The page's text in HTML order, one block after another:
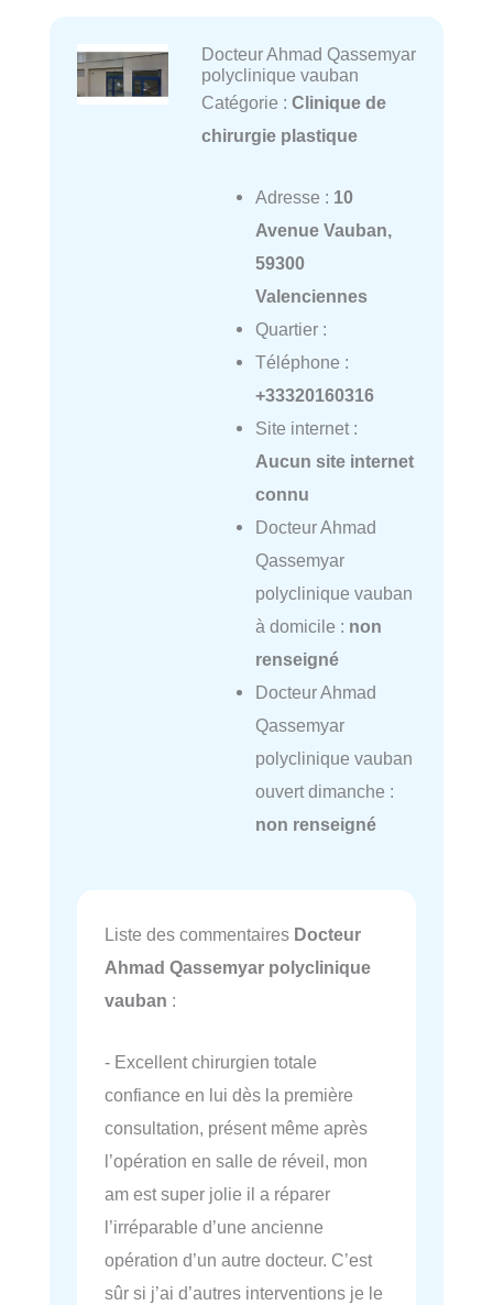
Docteur Ahmad Qassemyar
polyclinique vauban
Catégorie : Clinique de
chirurgie plastique
Adresse : 10
Avenue Vauban,
59300
Valenciennes
Quartier :
Téléphone :
+33320160316
Site internet :
Aucun site internet
connu
Docteur Ahmad
Qassemyar
polyclinique vauban
à domicile : non
renseigné
Docteur Ahmad
Qassemyar
polyclinique vauban
ouvert dimanche :
non renseigné
Liste des commentaires Docteur
Ahmad Qassemyar polyclinique
vauban :
- Excellent chirurgien totale
confiance en lui dès la première
consultation, présent même après
l’opération en salle de réveil, mon
am est super jolie il a réparer
l’irréparable d’une ancienne
opération d’un autre docteur. C’est
sûr si j’ai d’autres interventions je le